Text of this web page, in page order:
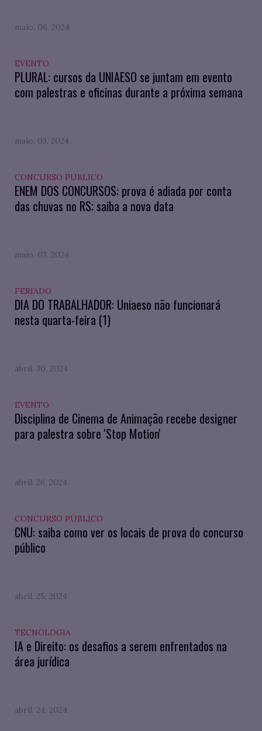
maio. 06, 2024
EVENTO
PLURAL: cursos da UNIAESO se juntam em evento
com palestras e oficinas durante a próxima semana
maio. 03, 2024
CONCURSO PÚBLICO
ENEM DOS CONCURSOS: prova é adiada por conta
das chuvas no RS; saiba a nova data
maio. 03, 2024
FERIADO
DIA DO TRABALHADOR: Uniaeso não funcionará
nesta quarta-feira (1)
abril. 30, 2024
EVENTO
Disciplina de Cinema de Animação recebe designer
para palestra sobre 'Stop Motion'
abril. 26, 2024
CONCURSO PÚBLICO
CNU: saiba como ver os locais de prova do concurso
público
abril. 25, 2024
TECNOLOGIA
IA e Direito: os desafios a serem enfrentados na
área jurídica
abril. 24, 2024